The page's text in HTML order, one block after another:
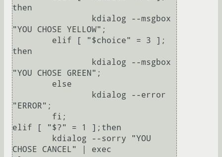
then
"YOU CHOSE YELLOW";
then
"YOU CHOSE GREEN";
"ERROR";
elif [ "$?" = 1 ];then
CHOSE CANCEL" | exec